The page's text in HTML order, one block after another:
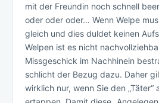
mit der Freundin noch schnell
oder oder oder… Wenn Welpe
gleich und dies duldet keinen
Welpen ist es nicht
Missgeschick im Nachhinein
schlicht der Bezug dazu. Daher
wirklich nur, wenn Sie den „Täter“